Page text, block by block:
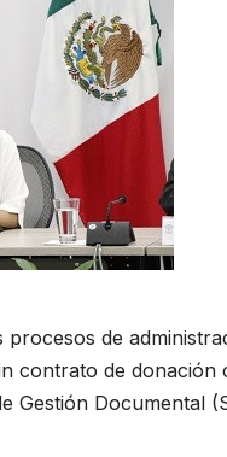
de
contrato de
Gestión Documental